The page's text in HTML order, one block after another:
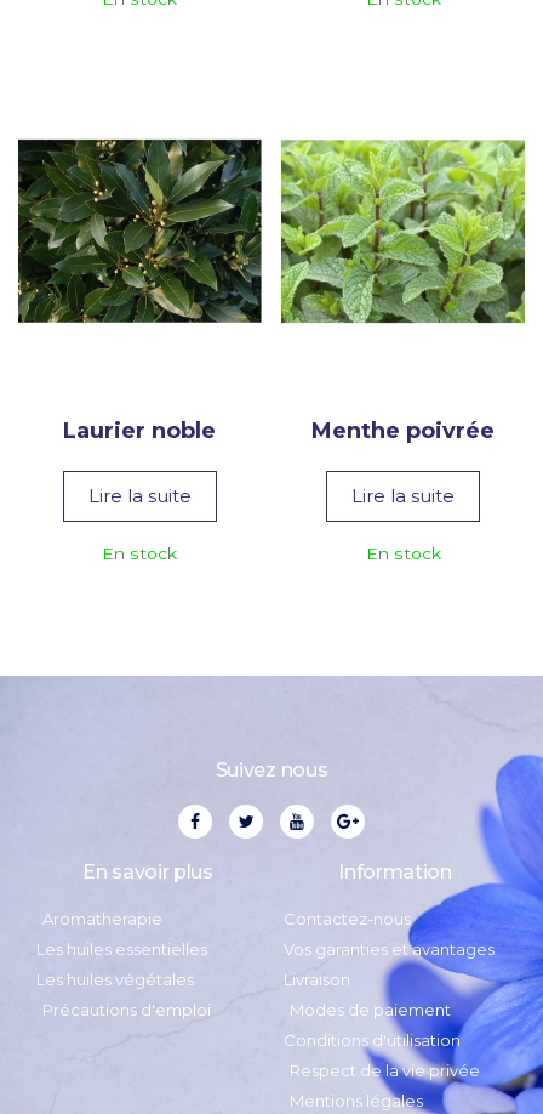
Laurier noble
Lire la suite
En stock
Menthe poivrée
Lire la suite
En stock
Suivez nous
En savoir plus
Aromatherapie
Les huiles essentielles
Les huiles végétales
Précautions d'emploi
Information
Contactez-nous
Vos garanties et avantages
Livraison
Modes de paiement
Conditions d'utilisation
Respect de la vie privée
Mentions légales